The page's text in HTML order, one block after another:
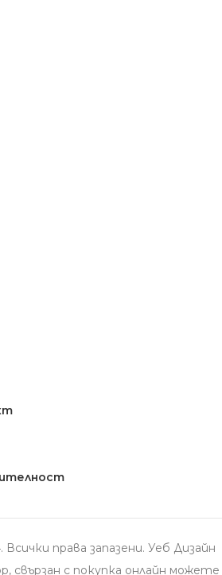
Всички права запазени. Уеб Дизайн
свързан с покупка онлайн можете